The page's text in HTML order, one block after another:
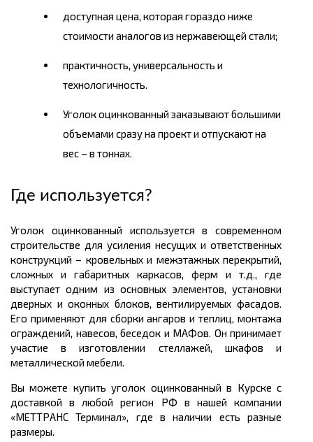
доступная цена, которая гораздо ниже
стоимости аналогов из нержавеющей стали;
практичность, универсальность и
технологичность.
Уголок оцинкованный заказывают большими
объемами сразу на проект и отпускают на
вес – в тоннах.
Где используется?
Уголок оцинкованный используется в современном
строительстве для усиления несущих и ответственных
конструкций – кровельных и межэтажных перекрытий,
сложных и габаритных каркасов, ферм и т.д., где
выступает одним из основных элементов, установки
дверных и оконных блоков, вентилируемых фасадов.
Его применяют для сборки ангаров и теплиц, монтажа
ограждений, навесов, беседок и МАФов. Он принимает
участие в изготовлении стеллажей, шкафов и
металлической мебели.
Вы можете купить уголок оцинкованный в Курске с
доставкой в любой регион РФ в нашей компании
«МЕТТРАНС Терминал», где в наличии есть разные
размеры.